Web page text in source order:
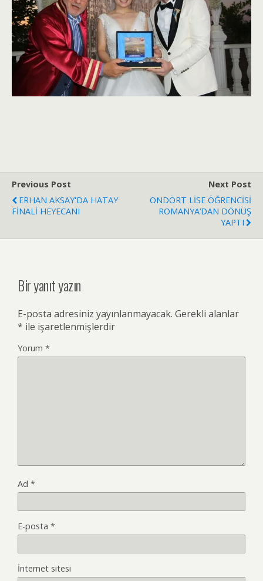
Previous Post
ERHAN AKSAY'DA HATAY
FİNALİ HEYECANI
Next Post
ONDÖRT LİSE ÖĞRENCİSİ
ROMANYA’DAN DÖNÜŞ
YAPTI
Bir yanıt yazın
E-posta adresiniz yayınlanmayacak. Gerekli alanlar
* ile işaretlenmişlerdir
Yorum *
Ad *
E-posta *
İnternet sitesi